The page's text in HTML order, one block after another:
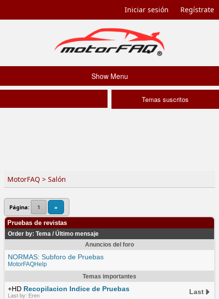
Iniciar sesión Regístrate
Show Menu
Temas suscritos
MotorFAQ > Salón
Página: 1 »
Pruebas de revistas
Order by: Tema / Último mensaje
Anuncios del foro
NORMAS: Subforo de Pruebas
MotorFAQHelp
Temas importantes
+HD Recopilacion Indice de Pruebas
Last by: Eren Last